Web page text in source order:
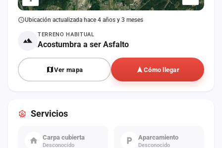
Ubicación actualizada hace 4 años y 3 meses
TERRENO HABITUAL
Acostumbra a ser Asfalto
Ver mapa Cómo llegar
Servicios
Carpa cubierta
Desconocido
Aparcamiento
Desconocido